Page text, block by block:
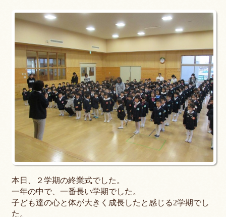
本日、２学期の終業式でした。
一年の中で、一番長い学期でした。
子ども達の心と体が大きく成長したと感じる2学期でし
た。